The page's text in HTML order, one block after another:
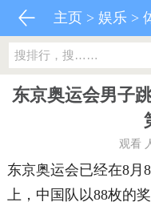
主页 >娱乐 >
东京奥运会男子
观看
东京奥运会已经在8月
上，中国队以88枚的